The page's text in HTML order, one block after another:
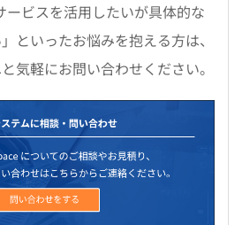
ビスを活用したいが具体的な
といったお悩みを抱える方は、
気軽にお問い合わせください。